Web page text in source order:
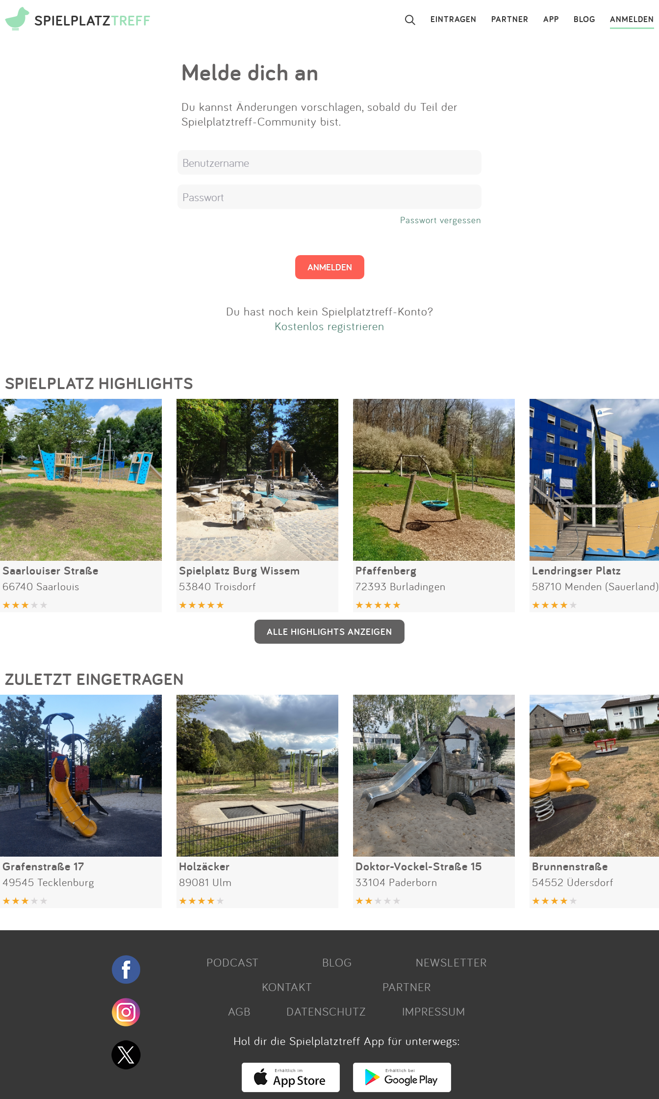
SPIELPLATZTREFF ANMELDEN
BLOG
APP
PARTNER
EINTRAGEN ×
App
Anmelden
Melde dich an
Du kannst Änderungen vorschlagen, sobald du Teil der
Spielplatztreff-Community bist.
Passwort vergessen
Du hast noch kein Spielplatztreff-Konto?
Kostenlos registrieren
SPIELPLATZ HIGHLIGHTS
Saarlouiser Straße
66740 Saarlouis
Spielplatz Burg Wissem
53840 Troisdorf
Pfaffenberg
72393 Burladingen
Lendringser Platz
58710 Menden (Sauerland)
ALLE HIGHLIGHTS ANZEIGEN
ZULETZT EINGETRAGEN
Grafenstraße 17
49545 Tecklenburg
Holzäcker
89081 Ulm
Doktor-Vockel-Straße 15
33104 Paderborn
Brunnenstraße
54552 Üdersdorf
PODCAST BLOG
NEWSLETTER
KONTAKT
PARTNER
AGB
DATENSCHUTZ
IMPRESSUM
Hol dir die Spielplatztreff App für unterwegs: